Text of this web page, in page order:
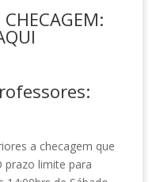
a checagem que
prazo limite para